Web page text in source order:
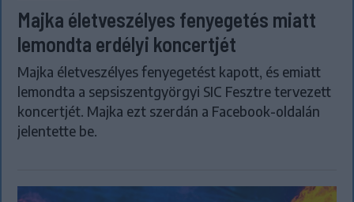
Majka életveszélyes fenyegetés miatt
lemondta erdélyi koncertjét
Majka életveszélyes fenyegetést kapott, és emiatt
lemondta a sepsiszentgyörgyi SIC Fesztre tervezett
koncertjét. Majka ezt szerdán a Facebook-oldalán
jelentette be.